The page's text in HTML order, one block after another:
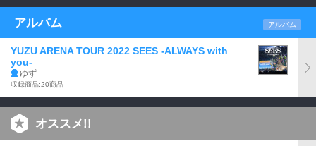
アルバム アルバム
YUZU ARENA TOUR 2022 SEES -ALWAYS with
you-
ゆず
収録商品:20商品
オススメ!!